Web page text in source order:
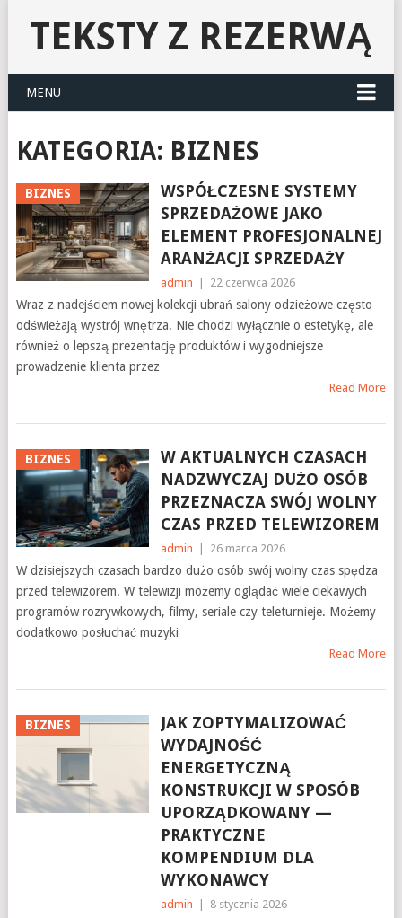
TEKSTY Z REZERWĄ
MENU
KATEGORIA: BIZNES
BIZNES
WSPÓŁCZESNE SYSTEMY
SPRZEDAŻOWE JAKO
ELEMENT PROFESJONALNEJ
ARANŻACJI SPRZEDAŻY
admin 22 czerwca 2026
Wraz z nadejściem nowej kolekcji ubrań salony odzieżowe często
odświeżają wystrój wnętrza. Nie chodzi wyłącznie o estetykę, ale
również o lepszą prezentację produktów i wygodniejsze
prowadzenie klienta przez
Read More
BIZNES
W AKTUALNYCH CZASACH
NADZWYCZAJ DUŻO OSÓB
PRZEZNACZA SWÓJ WOLNY
CZAS PRZED TELEWIZOREM
admin 26 marca 2026
W dzisiejszych czasach bardzo dużo osób swój wolny czas spędza
przed telewizorem. W telewizji możemy oglądać wiele ciekawych
programów rozrywkowych, filmy, seriale czy teleturnieje. Możemy
dodatkowo posłuchać muzyki
Read More
BIZNES
JAK ZOPTYMALIZOWAĆ
WYDAJNOŚĆ
ENERGETYCZNĄ
KONSTRUKCJI W SPOSÓB
UPORZĄDKOWANY —
PRAKTYCZNE
KOMPENDIUM DLA
WYKONAWCY
admin 8 stycznia 2026